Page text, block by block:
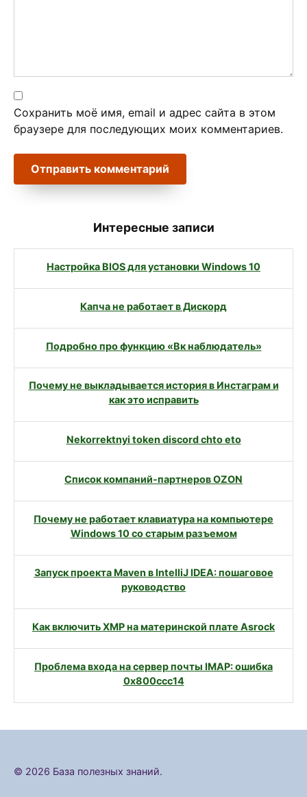
Сохранить моё имя, email и адрес сайта в этом
браузере для последующих моих комментариев.
Интересные записи
Настройка BIOS для установки Windows 10
Капча не работает в Дискорд
Подробно про функцию «Вк наблюдатель»
Почему не выкладывается история в Инстаграм и
как это исправить
Nekorrektnyi token discord chto eto
Список компаний-партнеров OZON
Почему не работает клавиатура на компьютере
Windows 10 со старым разъемом
Запуск проекта Maven в IntelliJ IDEA: пошаговое
руководство
Как включить XMP на материнской плате Asrock
Проблема входа на сервер почты IMAP: ошибка
0x800ccc14
© 2026 База полезных знаний.